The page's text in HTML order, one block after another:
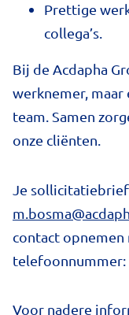
Prettige
collega’s.
Bij de Acdapha
werknemer, maar
team. Samen
onze cliënten.
Je
contact opnemen
telefoonnummer:
Voor nadere